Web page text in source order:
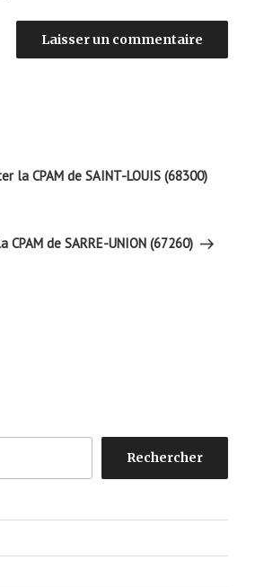
la CPAM de SAINT-LOUIS (68300)
de SARRE-UNION (67260)
Rechercher